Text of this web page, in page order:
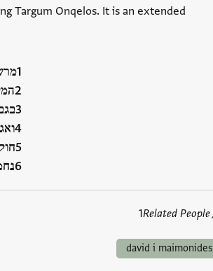
Targum Onqelos. It is an extended
Related People
1
david i maimonides